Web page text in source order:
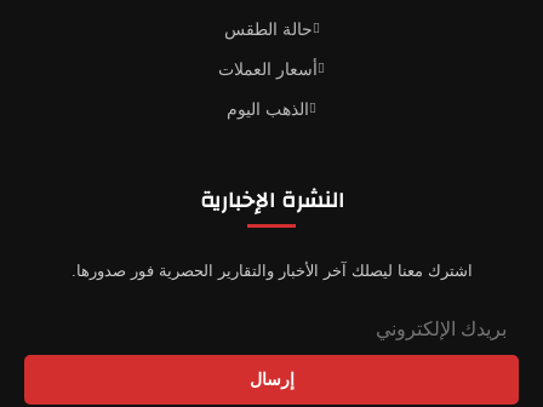
حالة الطقس
أسعار العملات
الذهب اليوم
النشرة الإخبارية
اشترك معنا ليصلك آخر الأخبار والتقارير الحصرية فور صدورها.
إرسال